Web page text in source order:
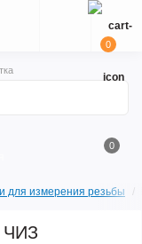
0
0
для измерения резьбы
ЧИЗ